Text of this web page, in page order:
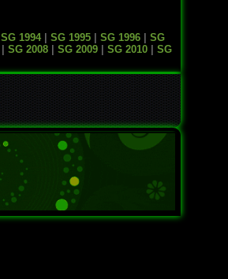
SG 1994| SG 1995| SG 1996| SG
SG 2008 SG 2009 SG 2010
SG